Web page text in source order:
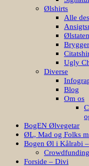
Ølshirts
Alle
Ugly
Diverse
Blog
Om os
BogEN Ølvegetar
ØL, Mad og Folks
Bogen Øl i Kålrabi
Forside – Divi